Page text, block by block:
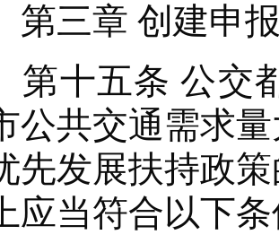
三章 创建申
十五条 公交都
公共交通需求
先发展扶持政
应当符合以下